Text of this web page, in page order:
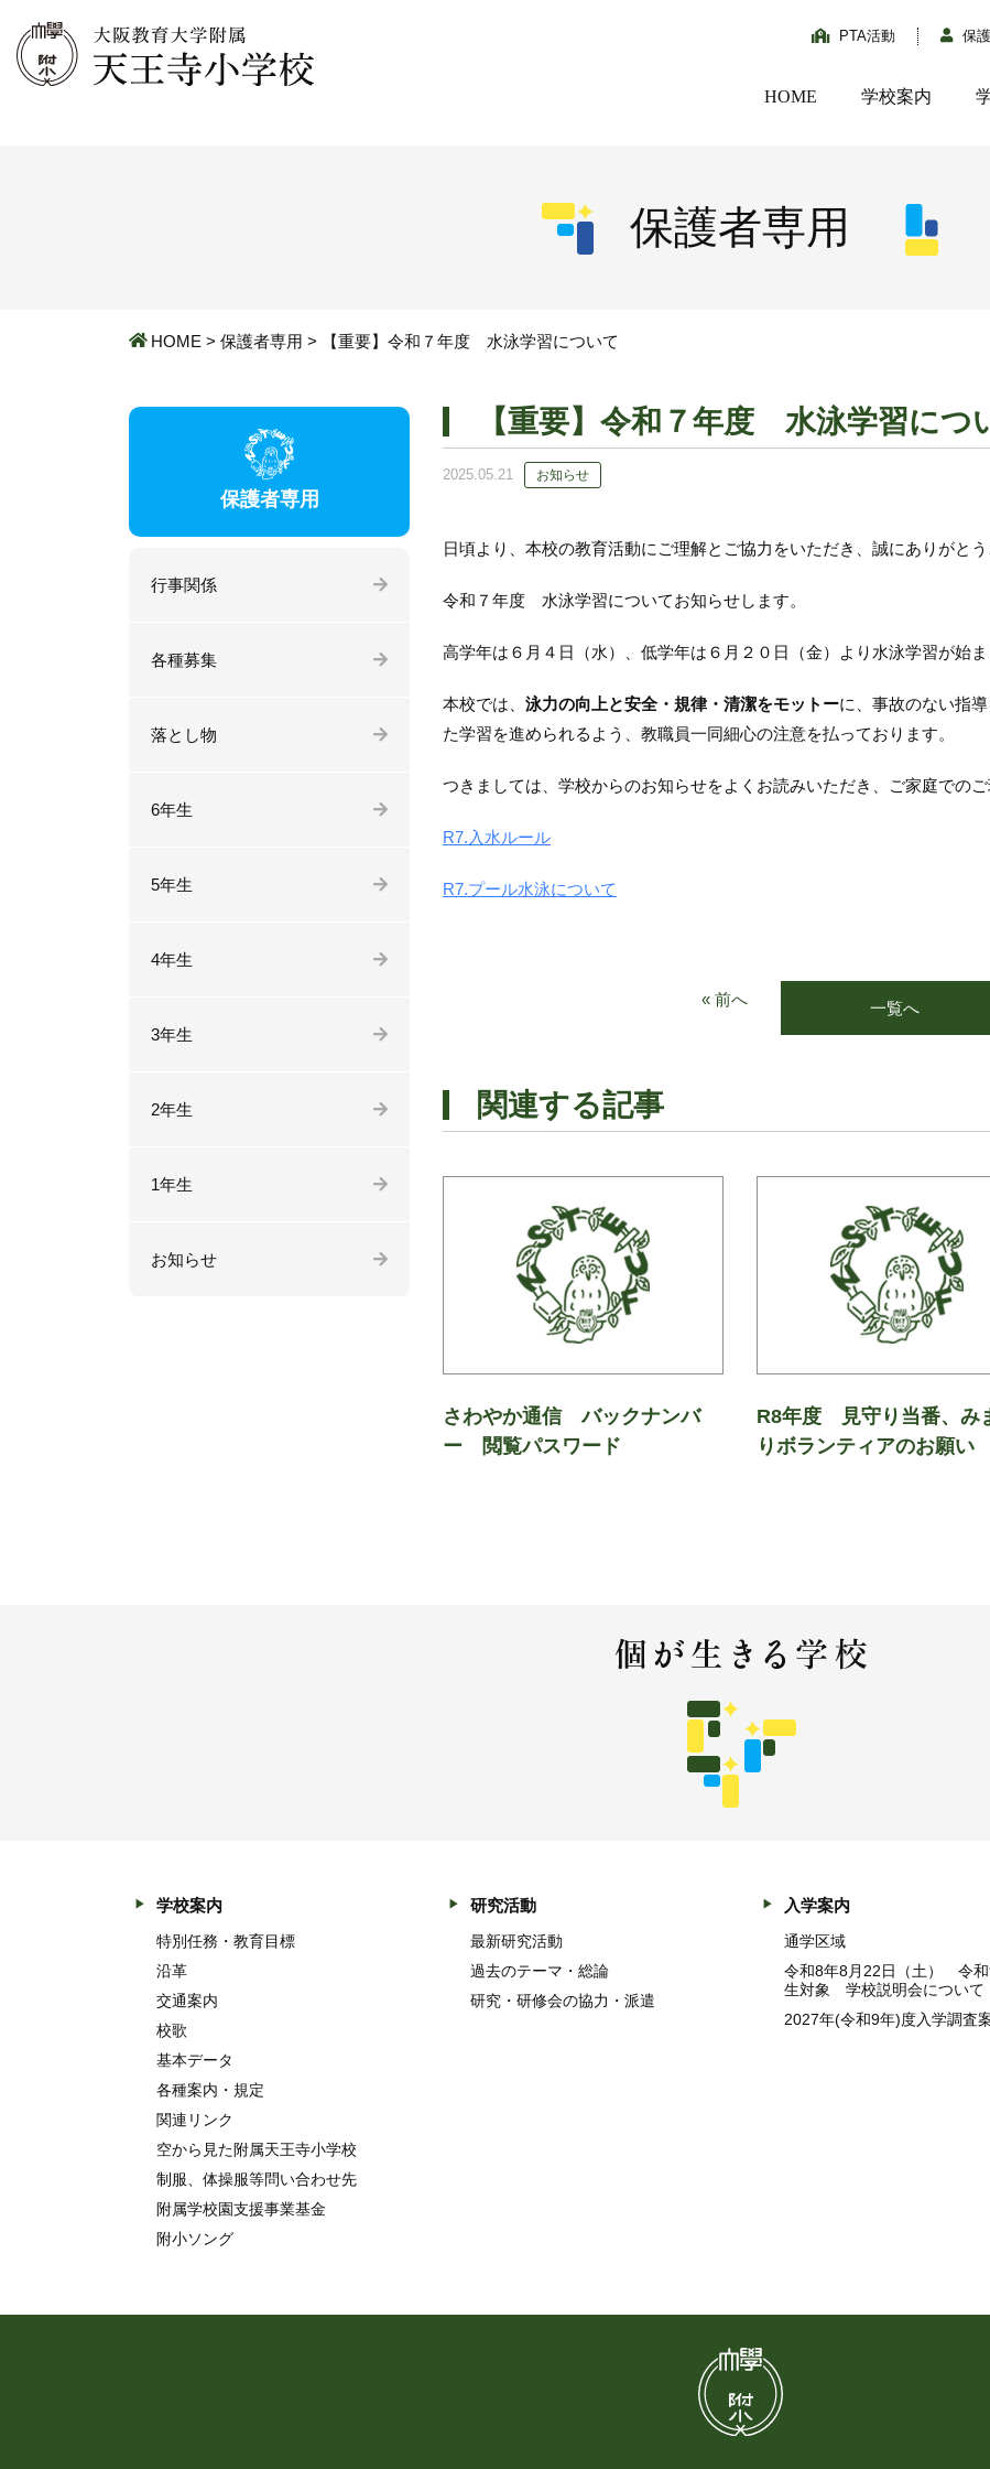
PTA活動 保
HOME 学校案内
保護者専用
HOME > 保護者専用 > 【重要】令和７年度 水泳学習について
【重要】令和７年度 水泳学習につ
2025.05.21 お知らせ
日頃より、本校の教育活動にご理解とご協力をいただき、誠にありがとう
令和７年度 水泳学習についてお知らせします。
高学年は６月４日（水）、低学年は６月２０日（金）より水泳学習が始ま
本校では、 泳力の向上と安全・規律・清潔をモットーに、事故のない指
た学習を進められるよう、教職員一同細心の注意を払っております。
つきましては、学校からのお知らせをよくお読みいただき、ご家庭での
R7.入水ルール
R7.プール水泳について
« 前へ 一覧へ
関連する記事
さわやか通信 バックナンバ
ー 閲覧パスワード
R8年度 見守り当番、み
りボランティアのお願い
保護者専用
行事関係
各種募集
落とし物
6年生
5年生
4年生
3年生
2年生
1年生
お知らせ
学校案内
特別任務・教育目標
沿革
交通案内
校歌
基本データ
各種案内・規定
関連リンク
空から見た附属天王寺小学校
制服、体操服等問い合わせ先
附属学校園支援事業基金
附小ソング
研究活動
最新研究活動
過去のテーマ・総論
研究・研修会の協力・派遣
入学案内
通学区域
令和8年8月22日（土） 令
生対象 学校説明会について
2027年(令和9年)度入学調査